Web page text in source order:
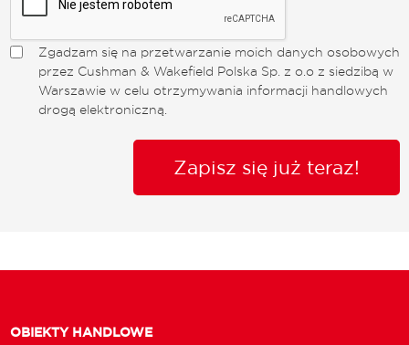
Zgadzam się na przetwarzanie moich danych osobowych
przez Cushman & Wakefield Polska Sp. z o.o z siedzibą w
Warszawie w celu otrzymywania informacji handlowych
drogą elektroniczną.
Zapisz się już teraz!
OBIEKTY HANDLOWE